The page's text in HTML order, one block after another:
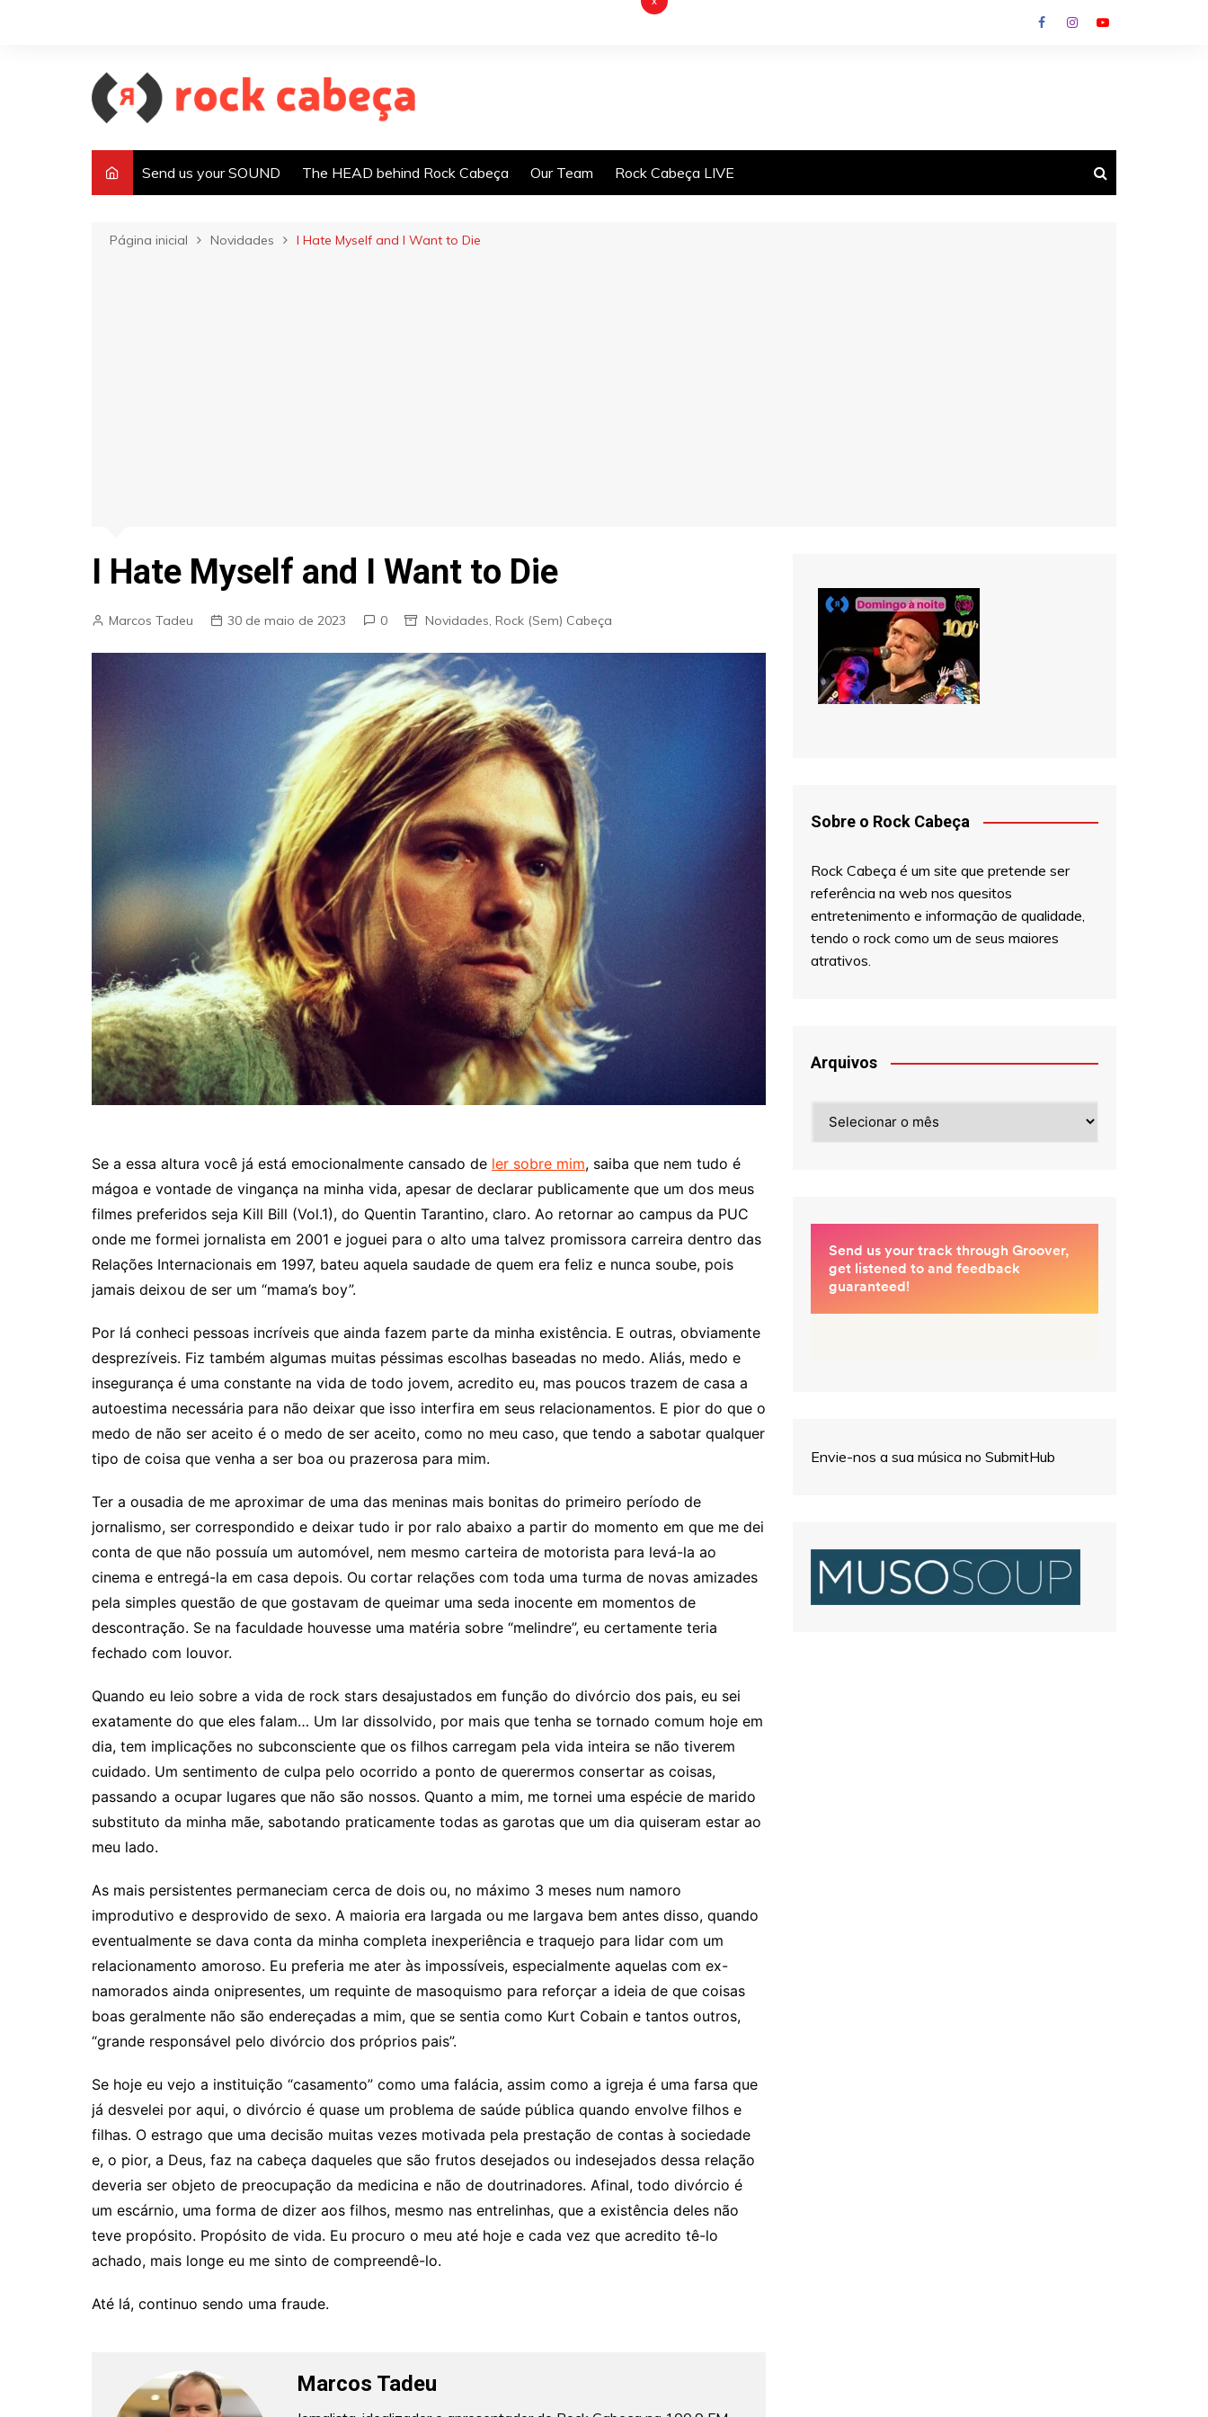
Send us your SOUND The HEAD behind Rock Cabeça Our Team Rock Cabeça LIVE
Página inicial Novidades I Hate Myself and I Want to Die
I Hate Myself and I Want to Die
Marcos Tadeu 30 de maio de 2023 0 Novidades, Rock (Sem) Cabeça
Se a essa altura você já está emocionalmente cansado de ler sobre mim, saiba que nem tudo é
mágoa e vontade de vingança na minha vida, apesar de declarar publicamente que um dos meus
filmes preferidos seja Kill Bill (Vol.1), do Quentin Tarantino, claro. Ao retornar ao campus da PUC
onde me formei jornalista em 2001 e joguei para o alto uma talvez promissora carreira dentro das
Relações Internacionais em 1997, bateu aquela saudade de quem era feliz e nunca soube, pois
jamais deixou de ser um “mama’s boy”.
Por lá conheci pessoas incríveis que ainda fazem parte da minha existência. E outras, obviamente
desprezíveis. Fiz também algumas muitas péssimas escolhas baseadas no medo. Aliás, medo e
insegurança é uma constante na vida de todo jovem, acredito eu, mas poucos trazem de casa a
autoestima necessária para não deixar que isso interfira em seus relacionamentos. E pior do que o
medo de não ser aceito é o medo de ser aceito, como no meu caso, que tendo a sabotar qualquer
tipo de coisa que venha a ser boa ou prazerosa para mim.
Ter a ousadia de me aproximar de uma das meninas mais bonitas do primeiro período de
jornalismo, ser correspondido e deixar tudo ir por ralo abaixo a partir do momento em que me dei
conta de que não possuía um automóvel, nem mesmo carteira de motorista para levá-la ao
cinema e entregá-la em casa depois. Ou cortar relações com toda uma turma de novas amizades
pela simples questão de que gostavam de queimar uma seda inocente em momentos de
descontração. Se na faculdade houvesse uma matéria sobre “melindre”, eu certamente teria
fechado com louvor.
Quando eu leio sobre a vida de rock stars desajustados em função do divórcio dos pais, eu sei
exatamente do que eles falam… Um lar dissolvido, por mais que tenha se tornado comum hoje em
dia, tem implicações no subconsciente que os filhos carregam pela vida inteira se não tiverem
cuidado. Um sentimento de culpa pelo ocorrido a ponto de querermos consertar as coisas,
passando a ocupar lugares que não são nossos. Quanto a mim, me tornei uma espécie de marido
substituto da minha mãe, sabotando praticamente todas as garotas que um dia quiseram estar ao
meu lado.
As mais persistentes permaneciam cerca de dois ou, no máximo 3 meses num namoro
improdutivo e desprovido de sexo. A maioria era largada ou me largava bem antes disso, quando
eventualmente se dava conta da minha completa inexperiência e traquejo para lidar com um
relacionamento amoroso. Eu preferia me ater às impossíveis, especialmente aquelas com ex-
namorados ainda onipresentes, um requinte de masoquismo para reforçar a ideia de que coisas
boas geralmente não são endereçadas a mim, que se sentia como Kurt Cobain e tantos outros,
“grande responsável pelo divórcio dos próprios pais”.
Se hoje eu vejo a instituição “casamento” como uma falácia, assim como a igreja é uma farsa que
já desvelei por aqui, o divórcio é quase um problema de saúde pública quando envolve filhos e
filhas. O estrago que uma decisão muitas vezes motivada pela prestação de contas à sociedade
e, o pior, a Deus, faz na cabeça daqueles que são frutos desejados ou indesejados dessa relação
deveria ser objeto de preocupação da medicina e não de doutrinadores. Afinal, todo divórcio é
um escárnio, uma forma de dizer aos filhos, mesmo nas entrelinhas, que a existência deles não
teve propósito. Propósito de vida. Eu procuro o meu até hoje e cada vez que acredito tê-lo
achado, mais longe eu me sinto de compreendê-lo.
Até lá, continuo sendo uma fraude.
Marcos Tadeu
Sobre o Rock Cabeça
Rock Cabeça é um site que pretende ser
referência na web nos quesitos
entretenimento e informação de qualidade,
tendo o rock como um de seus maiores
atrativos.
Arquivos
Envie-nos a sua música no SubmitHub